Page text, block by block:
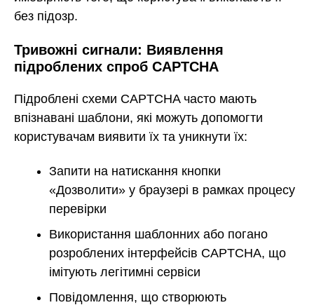
без підозр.
Тривожні сигнали: Виявлення
підроблених спроб CAPTCHA
Підроблені схеми CAPTCHA часто мають
впізнавані шаблони, які можуть допомогти
користувачам виявити їх та уникнути їх:
Запити на натискання кнопки
«Дозволити» у браузері в рамках процесу
перевірки
Використання шаблонних або погано
розроблених інтерфейсів CAPTCHA, що
імітують легітимні сервіси
Повідомлення, що створюють